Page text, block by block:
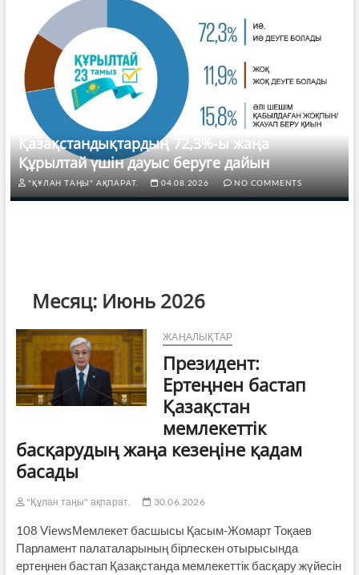
Қазақстандықтардың 72,3%-ы жаңа
Құрылтай үшін дауыс беруге дайын
"ҚҰЛАН ТАҢЫ" АҚПАРАТ. 04.08.2026 NO COMMENTS
Месяц: Июнь 2026
ЖАҢАЛЫҚТАР
Президент:
Ертеңнен бастап
Қазақстан
мемлекеттік
басқарудың жаңа кезеңіне қадам
басады
"Құлан таңы" ақпарат. 30.06.2026
108 ViewsМемлекет басшысы Қасым-Жомарт Тоқаев
Парламент палаталарының бірлескен отырысында
ертеңнен бастап Қазақстанда мемлекеттік басқару жүйесін